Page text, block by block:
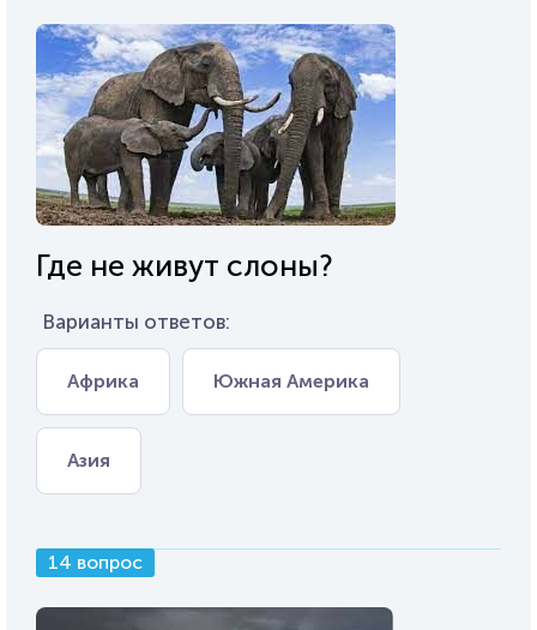
Где не живут слоны?
Варианты ответов:
Африка Южная Америка
Азия
14 вопрос